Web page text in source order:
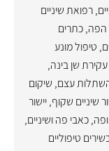
,רפואת שיניים
הפה,כתרים
, טיפול מונע
עקירת שן בינה,
עצם, שיקום
שיניים שקוף,יישור
,כאבי פה ושיניים,
טיפוליים